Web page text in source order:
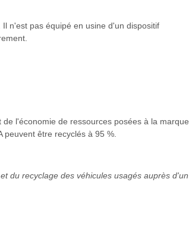
n'est pas équipé en usine d'un dispositif
l'économie de ressources posées à la marque
être recyclés à 95 %.
du recyclage des véhicules usagés auprès d'un